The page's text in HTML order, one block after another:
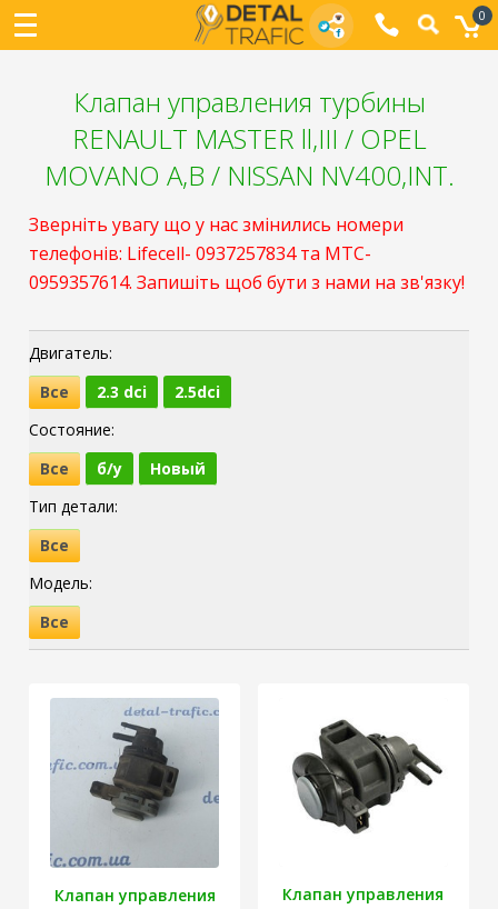
0
Клапан управления турбины
RENAULT MASTER ll,III / OPEL
MOVANO A,B / NISSAN NV400,INT.
Зверніть увагу що у нас змінились номери
телефонів: Lifecell- 0937257834 та МТС-
0959357614. Запишіть щоб бути з нами на зв'язку!
Двигатель:
Все
2.3 dci
2.5dci
Состояние:
Все
б/у
Новый
Тип детали:
Все
Модель:
Все
Клапан управления
Клапан управления